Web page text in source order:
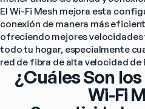
El Wi-Fi Mesh mejora esta
conexión de manera más
ofreciendo mejores velocidades
todo tu hogar, especialmente
red de fibra de alta velocidad de
¿Cuáles Son
Wi-Fi